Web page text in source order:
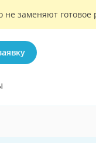
не заменяют